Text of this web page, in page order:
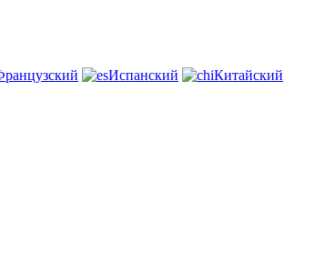
Испанский Китайский